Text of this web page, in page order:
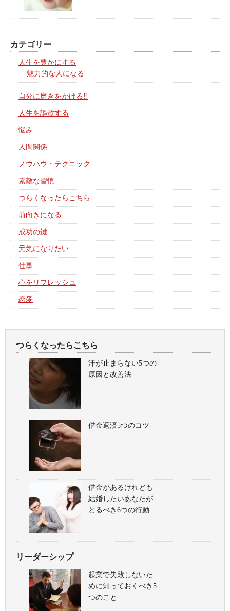
カテゴリー
人生を豊かにする
魅力的な人になる
自分に磨きをかける!!
人生を謳歌する
悩み
人間関係
ノウハウ・テクニック
素敵な習慣
つらくなったらこちら
前向きになる
成功の鍵
元気になりたい
仕事
心をリフレッシュ
恋愛
つらくなったらこちら
汗が止まらない5つの
原因と改善法
借金返済5つのコツ
借金があるけれども
結婚したいあなたが
とるべき6つの行動
リーダーシップ
起業で失敗しないた
めに知っておくべき5
つのこと